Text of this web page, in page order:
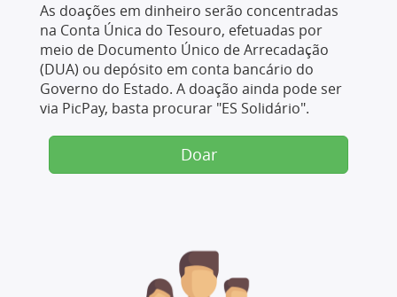
As doações em dinheiro serão concentradas
na Conta Única do Tesouro, efetuadas por
meio de Documento Único de Arrecadação
(DUA) ou depósito em conta bancário do
Governo do Estado. A doação ainda pode ser
via PicPay, basta procurar "ES Solidário".
Doar